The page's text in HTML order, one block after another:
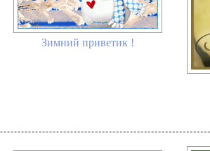
Зимний приветик !